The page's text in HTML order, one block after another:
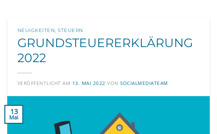
NEUIGKEITEN,STEUERN
GRUNDSTEUERERKLÄRUNG
2022
VERÖFFENTLICHT AM 13. MAI 2022 VONSOCIALMEDIATEAM
13
Mai